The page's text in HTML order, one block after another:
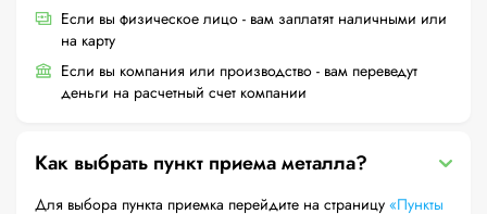
Если вы физическое лицо - вам заплатят наличными или
на карту
Если вы компания или производство - вам переведут
деньги на расчетный счет компании
Как выбрать пункт приема металла?
Для выбора пункта приемка перейдите на страницу «Пункты